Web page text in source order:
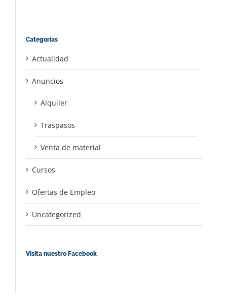
Categorías
Actualidad
Anuncios
Alquiler
Traspasos
Venta de material
Cursos
Ofertas de Empleo
Uncategorized
Visita nuestro Facebook